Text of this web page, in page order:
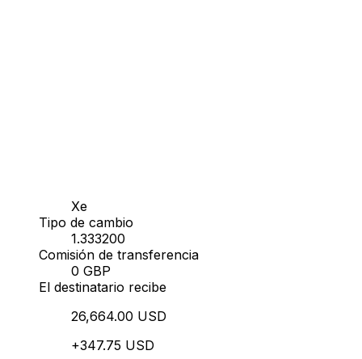
Xe
Tipo de cambio
1.333200
Comisión de transferencia
0 GBP
El destinatario recibe
26,664.00 USD
+347.75 USD